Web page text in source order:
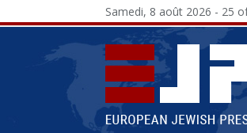
Samedi, 8 août 2026 - 25